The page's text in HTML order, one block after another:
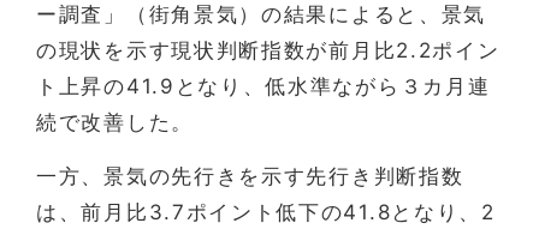
ー調査」（街角景気）の結果によると、景気
の現状を示す現状判断指数が前月比2.2ポイン
ト上昇の41.9となり、低水準ながら３カ月連
続で改善した。
一方、景気の先行きを示す先行き判断指数
は、前月比3.7ポイント低下の41.8となり、2